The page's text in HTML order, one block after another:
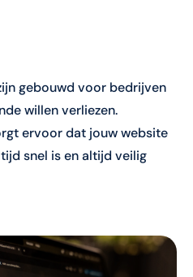
gebouwd voor bedrijven
willen verliezen.
ervoor dat jouw website
snel is en altijd veilig